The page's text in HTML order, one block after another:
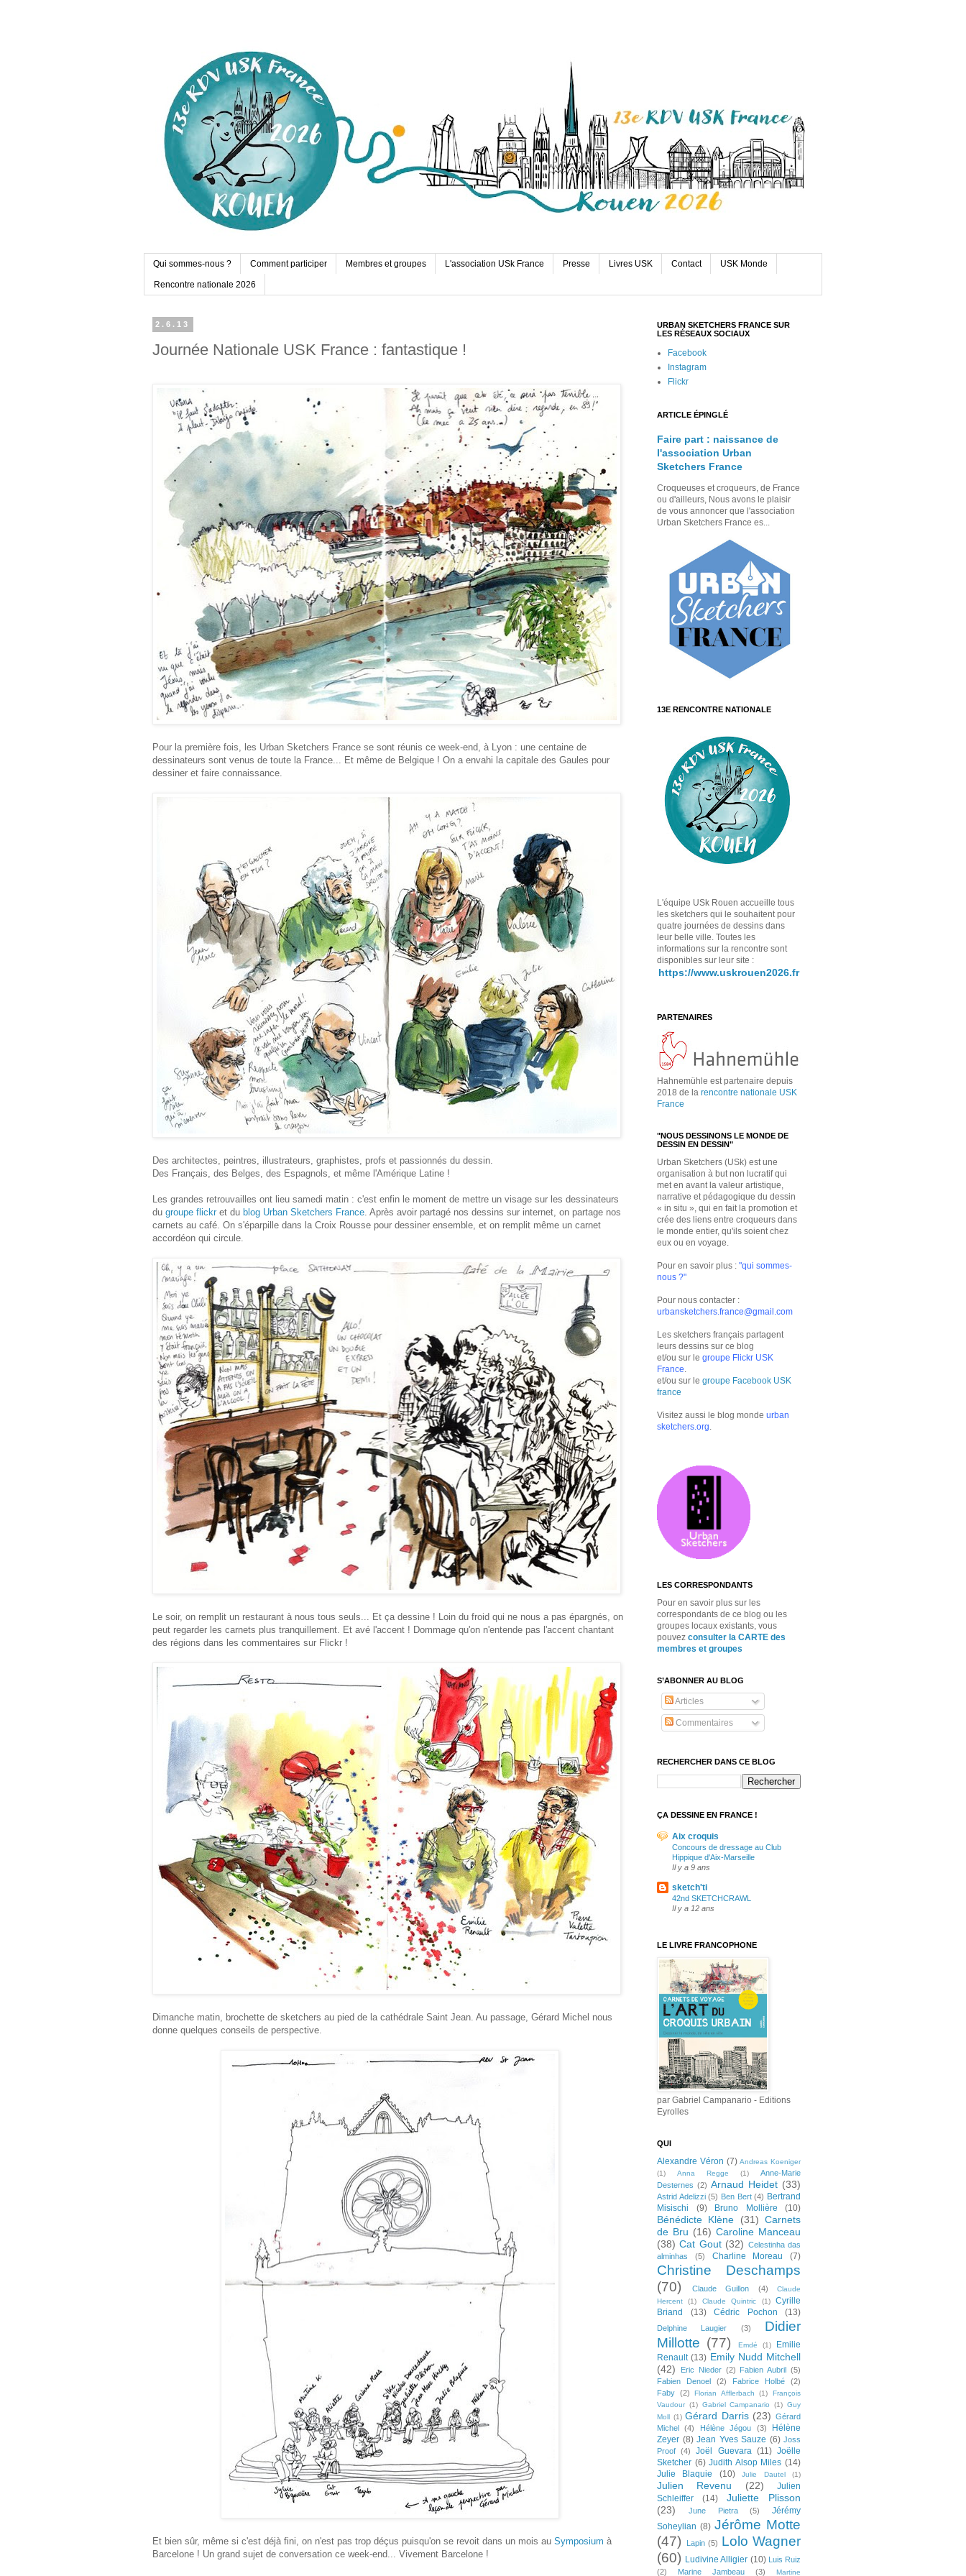
Qui sommes-nous ? Comment participer Membres et groupes L'association USk France Presse Livres USK Contact USK Monde
Rencontre nationale 2026
2.6.13
Journée Nationale USK France : fantastique !
Pour la première fois, les Urban Sketchers France se sont réunis ce week-end, à Lyon : une centaine de
dessinateurs sont venus de toute la France... Et même de Belgique ! On a envahi la capitale des Gaules pour
dessiner et faire connaissance.
Des architectes, peintres, illustrateurs, graphistes, profs et passionnés du dessin.
Des Français, des Belges, des Espagnols, et même l'Amérique Latine !
Les grandes retrouvailles ont lieu samedi matin : c'est enfin le moment de mettre un visage sur les dessinateurs
du groupe flickr et du blog Urban Sketchers France. Après avoir partagé nos dessins sur internet, on partage nos
carnets au café. On s'éparpille dans la Croix Rousse pour dessiner ensemble, et on remplit même un carnet
accordéon qui circule.
Le soir, on remplit un restaurant à nous tous seuls... Et ça dessine ! Loin du froid qui ne nous a pas épargnés, on
peut regarder les carnets plus tranquillement. Et avé l'accent ! Dommage qu'on n'entende pas l'accent chantant
des régions dans les commentaires sur Flickr !
Dimanche matin, brochette de sketchers au pied de la cathédrale Saint Jean. Au passage, Gérard Michel nous
donne quelques conseils de perspective.
Et bien sûr, même si c'est déjà fini, on n'est pas trop déçus puisqu'on se revoit dans un mois au Symposium à
Barcelone ! Un grand sujet de conversation ce week-end... Vivement Barcelone !
URBAN SKETCHERS FRANCE SUR
LES RÉSEAUX SOCIAUX
Facebook
Instagram
Flickr
ARTICLE ÉPINGLÉ
Faire part : naissance de
l'association Urban
Sketchers France
Croqueuses et croqueurs, de France
ou d'ailleurs, Nous avons le plaisir
de vous annoncer que l'association
Urban Sketchers France es...
13E RENCONTRE NATIONALE
L'équipe USk Rouen accueille tous
les sketchers qui le souhaitent pour
quatre journées de dessins dans
leur belle ville. Toutes les
informations sur la rencontre sont
disponibles sur leur site :
https://www.uskrouen2026.fr
PARTENAIRES
Hahnemühle est partenaire depuis
2018 de la rencontre nationale USK
France
"NOUS DESSINONS LE MONDE DE
DESSIN EN DESSIN"
Urban Sketchers (USk) est une
organisation à but non lucratif qui
met en avant la valeur artistique,
narrative et pédagogique du dessin
« in situ », qui en fait la promotion et
crée des liens entre croqueurs dans
le monde entier, qu'ils soient chez
eux ou en voyage.
Pour en savoir plus : "qui sommes-
nous ?"
Pour nous contacter :
urbansketchers.france@gmail.com
Les sketchers français partagent
leurs dessins sur ce blog
et/ou sur le groupe Flickr USK
France
et/ou sur le groupe Facebook USK
france
Visitez aussi le blog monde urban
sketchers.org
LES CORRESPONDANTS
Pour en savoir plus sur les
correspondants de ce blog ou les
groupes locaux existants, vous
pouvez consulter la CARTE des
membres et groupes
S’ABONNER AU BLOG
Articles
Commentaires
RECHERCHER DANS CE BLOG
ÇA DESSINE EN FRANCE !
Aix croquis
Concours de dressage au Club
Hippique d'Aix-Marseille
Il y a 9 ans
sketch'ti
42nd SKETCHCRAWL
Il y a 12 ans
LE LIVRE FRANCOPHONE
par Gabriel Campanario - Editions
Eyrolles
QUI
Alexandre Véron (7) Andreas Koeniger
(1)
Anna Regge (1)
Anne-Marie
Desternes (2) Arnaud Heidet (33)
Astrid Adelizzi (5) Ben Bert (4) Bertrand
Misischi
(9) Bruno Mollière (10)
Bénédicte Klène (31) Carnets
de Bru (16) Caroline Manceau
(38) Cat Gout (32) Celestinha das
alminhas
(5) Charline Moreau (7)
Christine Deschamps
(70)
Claude Guillon (4)
Claude
Hercent
(1) Claude Quintric (1)
Cyrille
Briand
(13) Cédric Pochon (13)
Delphine Laugier (3)
Didier
Millotte (77) Emdé (1)
Emilie
Renault (13) Emily Nudd Mitchell
(42)
Eric Nieder (2) Fabien Aubril (5)
Fabien Denoel
(2) Fabrice Holbé
(2)
Faby (2) Florian Afflerbach (1)
François
Vaudour (1) Gabriel Campanario (1) Guy
Moll (1) Gérard Darris (23) Gérard
Michel
(4) Hélène Jégou (3)
Hélène
Zeyer (8) Jean Yves Sauze (6) Joss
Proof
(4) Joël Guevara (11) Joëlle
Sketcher (6) Judith Alsop Miles (14)
Julie Blaquie
(10) Julie Dautel (1)
Julien Revenu (22)
Julien
Schleiffer
(14)
Juliette Plisson
(23)
June Pietra (5)
Jérémy
Soheylian (8) Jérôme Motte
(47)
Lapin (5) Lolo Wagner
(60) Ludivine Alligier (10) Luis Ruiz
(2)
Marine Jambeau (3) Martine